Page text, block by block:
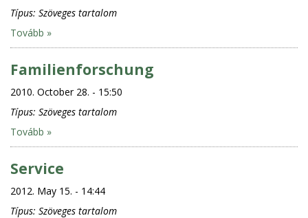
Típus: Szöveges tartalom
Tovább »
Familienforschung
2010. October 28. - 15:50
Típus: Szöveges tartalom
Tovább »
Service
2012. May 15. - 14:44
Típus: Szöveges tartalom